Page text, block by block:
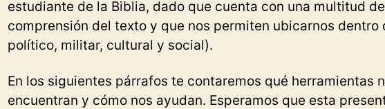
estudiante de la Biblia, dado que cuenta con una multitud
comprensión del texto y que nos permiten ubicarnos
político, militar, cultural y social).
En los siguientes párrafos te contaremos qué herramientas
encuentran y cómo nos ayudan. Esperamos que esta